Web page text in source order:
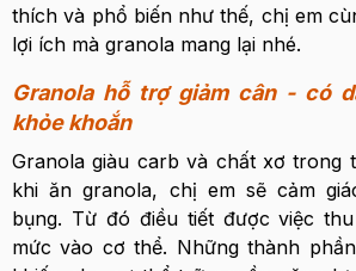
thích và phổ biến như thế, chị em
lợi ích mà granola mang lại nhé.
Granola hỗ trợ giảm cân - có
khỏe khoắn
Granola giàu carb và chất xơ trong
khi ăn granola, chị em sẽ cảm
bụng. Từ đó điều tiết được việc
mức vào cơ thể. Những thành